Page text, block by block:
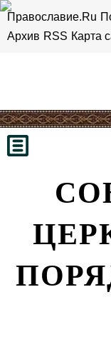
Православие.Ru
Архив RSS Карта